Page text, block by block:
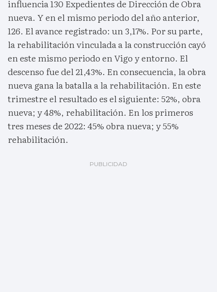
influencia 130 Expedientes de Dirección de Obra
nueva. Y en el mismo periodo del año anterior,
126. El avance registrado: un 3,17%. Por su parte,
la rehabilitación vinculada a la construcción cayó
en este mismo periodo en Vigo y entorno. El
descenso fue del 21,43%. En consecuencia, la obra
nueva gana la batalla a la rehabilitación. En este
trimestre el resultado es el siguiente: 52%, obra
nueva; y 48%, rehabilitación. En los primeros
tres meses de 2022: 45% obra nueva; y 55%
rehabilitación.